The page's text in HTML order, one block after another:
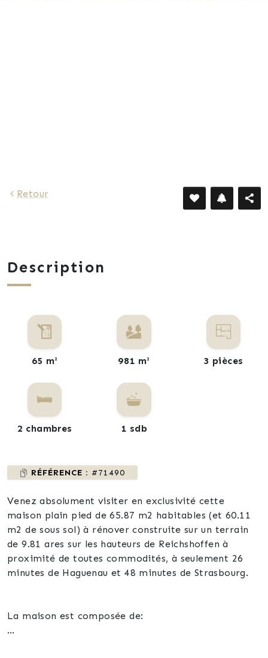
Retour
Description
65 m² 981 m² 3 pièces
2 chambres 1 sdb
RÉFÉRENCE : #71490
Venez absolument visiter en exclusivité cette
maison plain pied de 65.87 m2 habitables (et 60.11
m2 de sous sol) à rénover construite sur un terrain
de 9.81 ares sur les hauteurs de Reichshoffen à
proximité de toutes commodités, à seulement 26
minutes de Haguenau et 48 minutes de Strasbourg.
La maison est composée de: